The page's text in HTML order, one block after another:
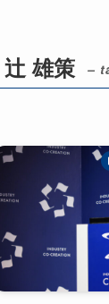
辻 雄策 –